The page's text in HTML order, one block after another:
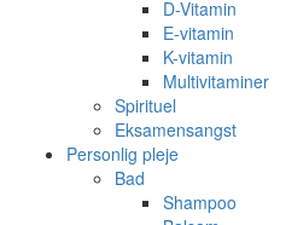
D-Vitamin
E-vitamin
K-vitamin
Multivitaminer
Spirituel
Eksamensangst
Personlig pleje
Bad
Shampoo